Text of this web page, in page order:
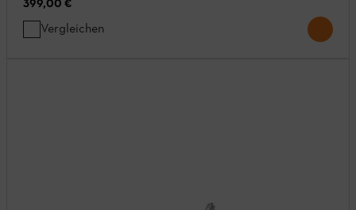
399,00 €
Vergleichen